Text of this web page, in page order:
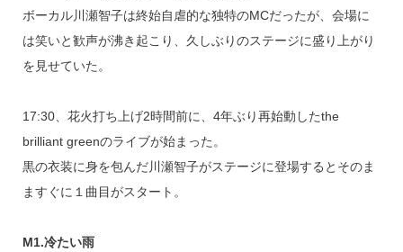
ボーカル川瀬智子は終始自虐的な独特のMCだったが、会場に
は笑いと歓声が沸き起こり、久しぶりのステージに盛り上がり
を見せていた。
17:30、花火打ち上げ2時間前に、4年ぶり再始動したthe
brilliant greenのライブが始まった。
黒の衣装に身を包んだ川瀬智子がステージに登場するとそのま
ますぐに１曲目がスタート。
M1.冷たい雨